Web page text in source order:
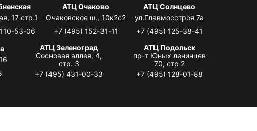
17 стр.1
53-06
АТЦ Очаково
Очаковское ш., 10к2с2
+7 (495) 152-31-11
АТЦ Солнцево
ул.Главмосстроя 7а
+7 (495) 125-38-41
АТЦ Зеленоград
Сосновая аллея, 4,
стр. 3
+7 (495) 431-00-33
АТЦ Подольск
пр-т Юных ленинцев
70, стр 2
+7 (495) 128-01-88